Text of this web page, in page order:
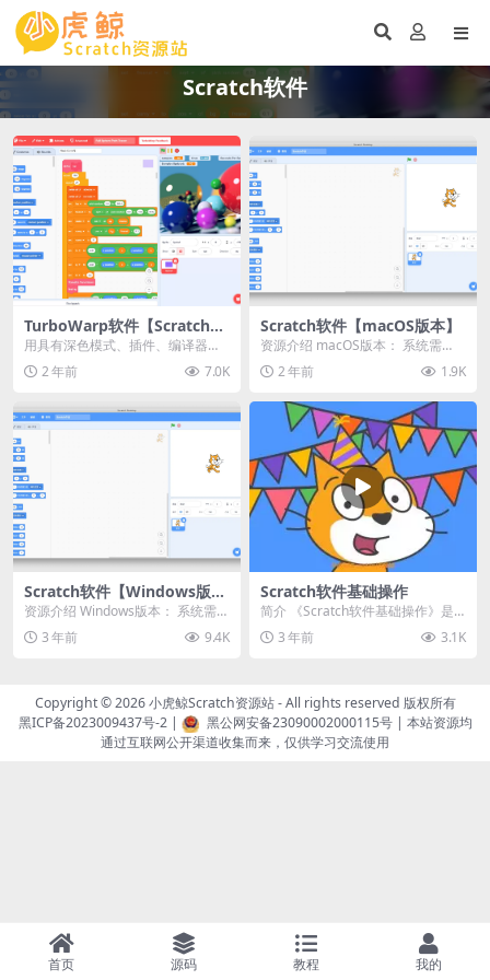
Scratch软件
TurboWarp软件【Scratch二
开版】
用具有深色模式、插件、编译器等
功能的更好版本的 Scratch 创建游
戏、动画和...
2 年前 7.0K
Scratch软件【macOS版本】
资源介绍 macOS版本： 系统需
求： macOS 10.13+ 安装包大小：
1... 2 年前 1.9K
Scratch软件【Windows版
本】
资源介绍 Windows版本： 系统需
求：Windows 10+ 安装包大小：
1... 3 年前 9.4K
Scratch软件基础操作
简介 《Scratch软件基础操作》是
一套零基础Scratch入门教学视频，
共包...3 年前 3.1K
Copyright © 2026小虎鲸Scratch资源站- All rights reserved 版权所有
黑ICP备2023009437号-2| 黑公网安备23090002000115号| 本站资源均
通过互联网公开渠道收集而来，仅供学习交流使用
首页 源码 教程 我的